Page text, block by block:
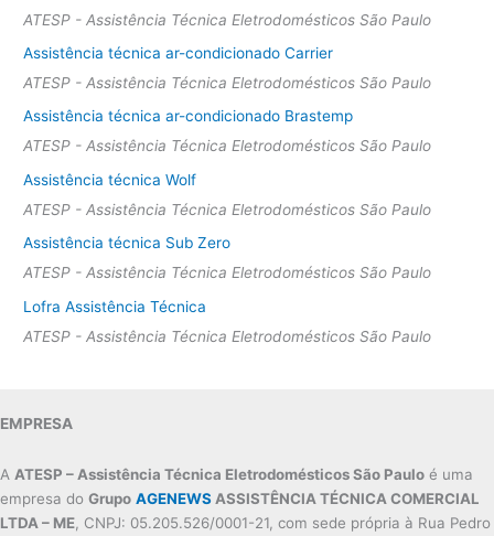
ATESP - Assistência Técnica Eletrodomésticos São Paulo
Assistência técnica ar-condicionado Carrier
ATESP - Assistência Técnica Eletrodomésticos São Paulo
Assistência técnica ar-condicionado Brastemp
ATESP - Assistência Técnica Eletrodomésticos São Paulo
Assistência técnica Wolf
ATESP - Assistência Técnica Eletrodomésticos São Paulo
Assistência técnica Sub Zero
ATESP - Assistência Técnica Eletrodomésticos São Paulo
Lofra Assistência Técnica
ATESP - Assistência Técnica Eletrodomésticos São Paulo
EMPRESA
A ATESP – Assistência Técnica Eletrodomésticos São Paulo é uma
empresa do Grupo AGENEWS ASSISTÊNCIA TÉCNICA COMERCIAL
LTDA – ME , CNPJ: 05.205.526/0001-21, com sede própria à Rua Pedro